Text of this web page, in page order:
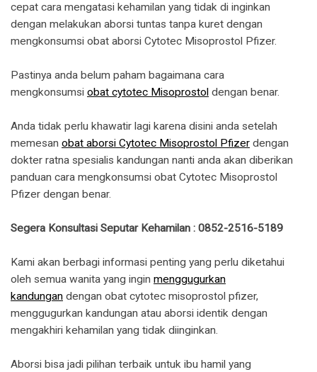
cepat cara mengatasi kehamilan yang tidak di inginkan
dengan melakukan aborsi tuntas tanpa kuret dengan
mengkonsumsi obat aborsi Cytotec Misoprostol Pfizer.
Pastinya anda belum paham bagaimana cara
mengkonsumsi obat cytotec Misoprostol dengan benar.
Anda tidak perlu khawatir lagi karena disini anda setelah
memesan obat aborsi Cytotec Misoprostol Pfizer dengan
dokter ratna spesialis kandungan nanti anda akan diberikan
panduan cara mengkonsumsi obat Cytotec Misoprostol
Pfizer dengan benar.
Segera Konsultasi Seputar Kehamilan : 0852-2516-5189
Kami akan berbagi informasi penting yang perlu diketahui
oleh semua wanita yang ingin menggugurkan
kandungan dengan obat cytotec misoprostol pfizer,
menggugurkan kandungan atau aborsi identik dengan
mengakhiri kehamilan yang tidak diinginkan.
Aborsi bisa jadi pilihan terbaik untuk ibu hamil yang